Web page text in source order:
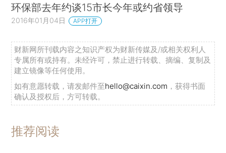
环保部去年约谈15市长今年或约省领导
2016年01月04日 APP打开
财新网所刊载内容之知识产权为财新传媒及/或相关权利人
专属所有或持有。未经许可，禁止进行转载、摘编、复制及
建立镜像等任何使用。
如有意愿转载，请发邮件至hello@caixin.com ，获得书面
确认及授权后，方可转载。
推荐阅读